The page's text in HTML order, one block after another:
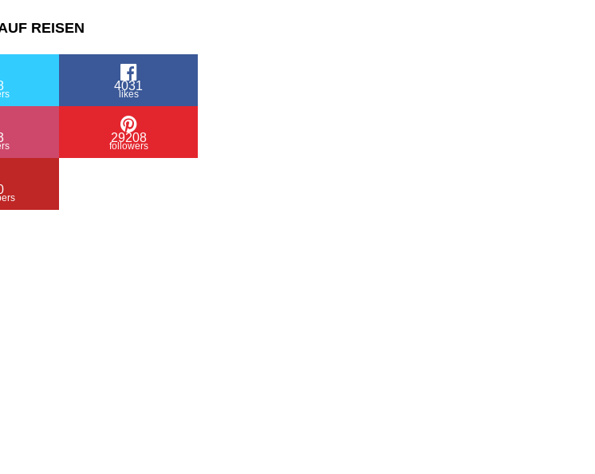
REISEN
4031
likes
29208
followers